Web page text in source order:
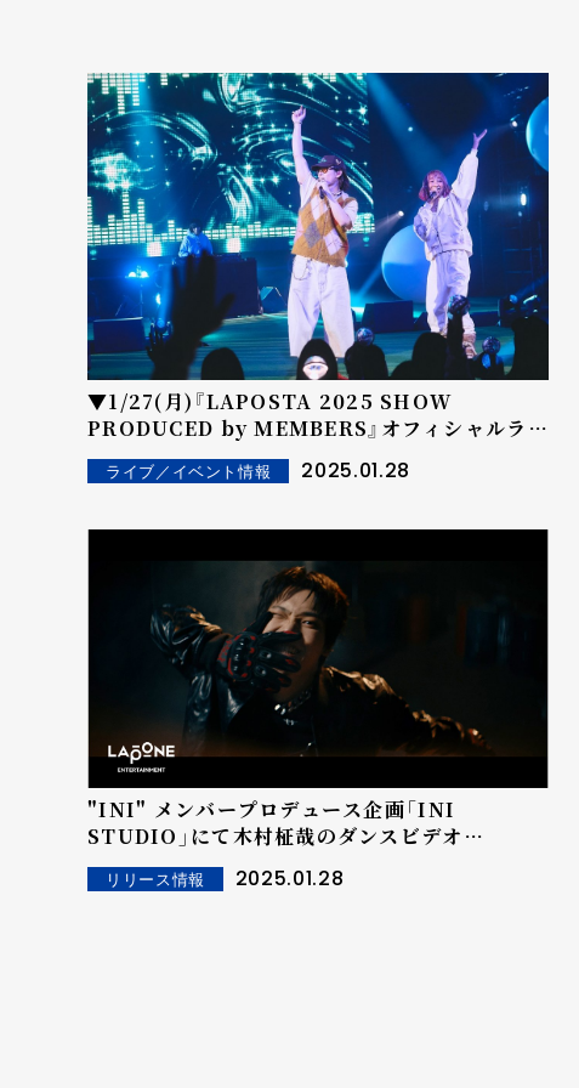
▼1/27(月)『LAPOSTA 2025 SHOW
PRODUCED by MEMBERS』オフィシャルライ
ライブ／イベント情報 2025.01.28
"INI" メンバープロデュース企画「INI
STUDIO」にて木村柾哉のダンスビデオ
「spacetime#3」公開！
リリース情報 2025.01.28